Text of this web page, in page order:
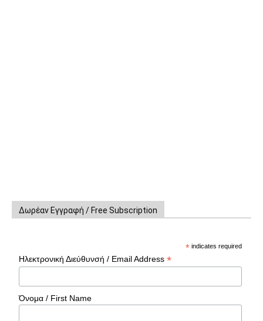
Δωρέαν Εγγραφή / Free Subscription
* indicates required
Ηλεκτρονική Διεύθυνσή / Email Address*
Όνομα / First Name